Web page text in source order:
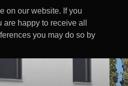
on our website. If you
happy to receive all
you may do so by